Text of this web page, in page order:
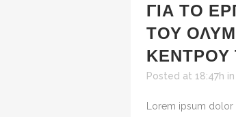
ΓΙΑ ΤΟ
ΤΟΥ
ΚΈΝΤΡΟΥ
Posted at 18:47h in
Lorem ipsum